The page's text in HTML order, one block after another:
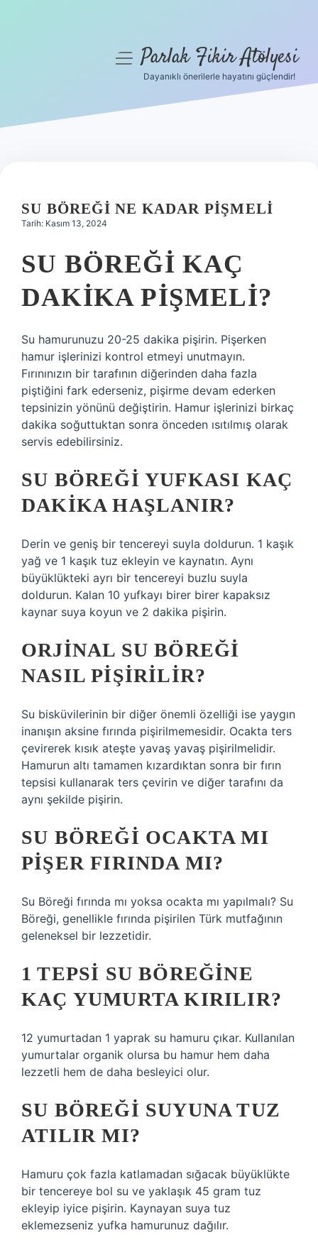
Hakkımızda
menüyüParlak Fikir Atölyesi
Dayanıklı önerilerle hayatını güçlendir!
SU BÖREĞI NE KADAR PIŞMELI
Tarih: Kasım 13, 2024
SU BÖREĞI KAÇ
DAKIKA PIŞMELI?
Su hamurunuzu 20-25 dakika pişirin. Pişerken
hamur işlerinizi kontrol etmeyi unutmayın.
Fırınınızın bir tarafının diğerinden daha fazla
piştiğini fark ederseniz, pişirme devam ederken
tepsinizin yönünü değiştirin. Hamur işlerinizi birkaç
dakika soğuttuktan sonra önceden ısıtılmış olarak
servis edebilirsiniz.
SU BÖREĞI YUFKASI KAÇ
DAKIKA HAŞLANIR?
Derin ve geniş bir tencereyi suyla doldurun. 1 kaşık
yağ ve 1 kaşık tuz ekleyin ve kaynatın. Aynı
büyüklükteki ayrı bir tencereyi buzlu suyla
doldurun. Kalan 10 yufkayı birer birer kapaksız
kaynar suya koyun ve 2 dakika pişirin.
ORJINAL SU BÖREĞI
NASIL PIŞIRILIR?
Su bisküvilerinin bir diğer önemli özelliği ise yaygın
inanışın aksine fırında pişirilmemesidir. Ocakta ters
çevirerek kısık ateşte yavaş yavaş pişirilmelidir.
Hamurun altı tamamen kızardıktan sonra bir fırın
tepsisi kullanarak ters çevirin ve diğer tarafını da
aynı şekilde pişirin.
SU BÖREĞI OCAKTA MI
PIŞER FIRINDA MI?
Su Böreği fırında mı yoksa ocakta mı yapılmalı? Su
Böreği, genellikle fırında pişirilen Türk mutfağının
geleneksel bir lezzetidir.
1 TEPSI SU BÖREĞINE
KAÇ YUMURTA KIRILIR?
12 yumurtadan 1 yaprak su hamuru çıkar. Kullanılan
yumurtalar organik olursa bu hamur hem daha
lezzetli hem de daha besleyici olur.
SU BÖREĞI SUYUNA TUZ
ATILIR MI?
Hamuru çok fazla katlamadan sığacak büyüklükte
bir tencereye bol su ve yaklaşık 45 gram tuz
ekleyip iyice pişirin. Kaynayan suya tuz
eklemezseniz yufka hamurunuz dağılır.